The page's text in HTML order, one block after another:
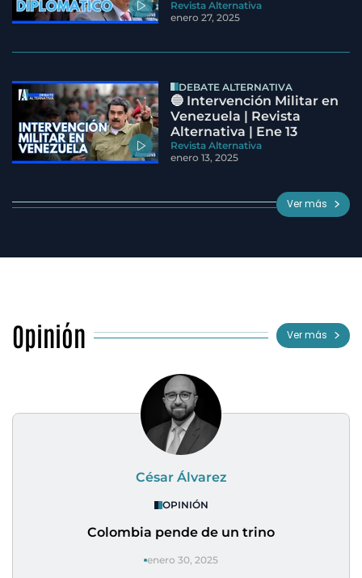
Revista Alternativa
enero 27, 2025
DEBATE ALTERNATIVA
🔵 Intervención Militar en
Venezuela | Revista
Alternativa | Ene 13
Revista Alternativa
enero 13, 2025
Ver más
Opinión Ver más
César Álvarez
OPINIÓN
Colombia pende de un trino
enero 30, 2025